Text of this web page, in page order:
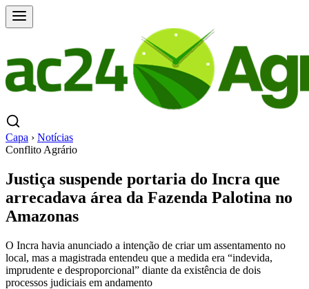
Capa › Notícias
Conflito Agrário
Justiça suspende portaria do Incra que
arrecadava área da Fazenda Palotina no
Amazonas
O Incra havia anunciado a intenção de criar um assentamento no
local, mas a magistrada entendeu que a medida era “indevida,
imprudente e desproporcional” diante da existência de dois
processos judiciais em andamento